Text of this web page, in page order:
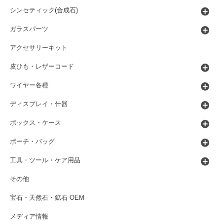
シンセティック(合成石)
ガラスパーツ
アクセサリーキット
皮ひも・レザーコード
ワイヤー各種
ディスプレイ・什器
ボックス・ケース
ポーチ・バッグ
工具・ツール・ケア用品
その他
宝石・天然石・鉱石 OEM
メディア情報